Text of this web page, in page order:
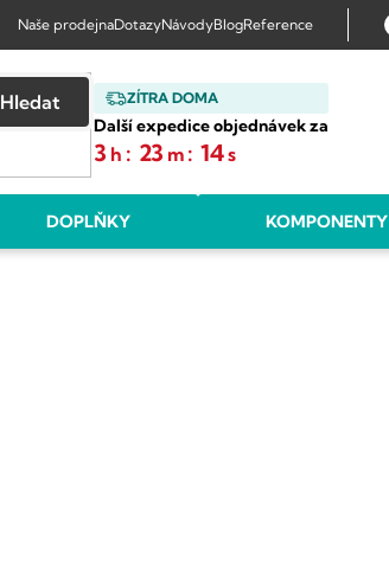
Naše prodejnaDotazyNávodyBlogReference
ZÍTRA DOMA
Další expedice objednávek za
3 h : 23 m : 13s
Hledat
DOPLŇKY KOMPONENTY